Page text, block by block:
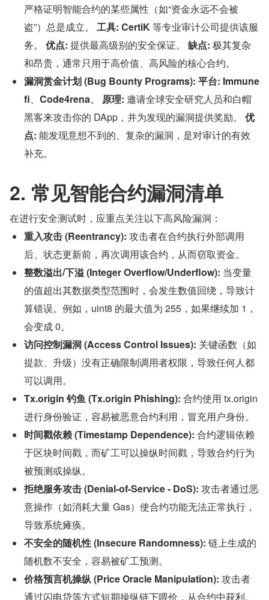
严格证明智能合约的某些属性（如“资金永远不会被
盗”）总是成立。 工具: CertiK 等专业审计公司提供该服
务。 优点: 提供最高级别的安全保证。 缺点: 极其复杂
和昂贵，通常只用于高价值、高风险的核心合约。
漏洞赏金计划 (Bug Bounty Programs): 平台: Immune
fi、 Code4rena。 原理: 邀请全球安全研究人员和白帽
黑客来攻击你的 DApp，并为发现的漏洞提供奖励。 优
点: 能发现意想不到的、复杂的漏洞，是对审计的有效
补充。
2. 常见智能合约漏洞清单
在进行安全测试时，应重点关注以下高风险漏洞：
重入攻击 (Reentrancy): 攻击者在合约执行外部调用
后、状态更新前，再次调用该合约，从而窃取资金。
整数溢出/下溢 (Integer Overflow/Underflow): 当变量
的值超出其数据类型范围时，会发生数值回绕，导致计
算错误。例如，uint8 的最大值为 255，如果继续加 1，
会变成 0。
访问控制漏洞 (Access Control Issues): 关键函数（如
提款、升级）没有正确限制调用者权限，导致任何人都
可以调用。
Tx.origin 钓鱼 (Tx.origin Phishing): 合约使用 tx.origin
进行身份验证，容易被恶意合约利用，冒充用户身份。
时间戳依赖 (Timestamp Dependence): 合约逻辑依赖
于区块时间戳，而矿工可以操纵时间戳，导致合约行为
被预测或操纵。
拒绝服务攻击 (Denial-of-Service - DoS): 攻击者通过恶
意操作（如消耗大量 Gas）使合约功能无法正常执行，
导致系统瘫痪。
不安全的随机性 (Insecure Randomness): 链上生成的
随机数不安全，容易被矿工预测。
价格预言机操纵 (Price Oracle Manipulation): 攻击者
通过闪电贷等方式短期操纵链下喂价，从合约中获利。